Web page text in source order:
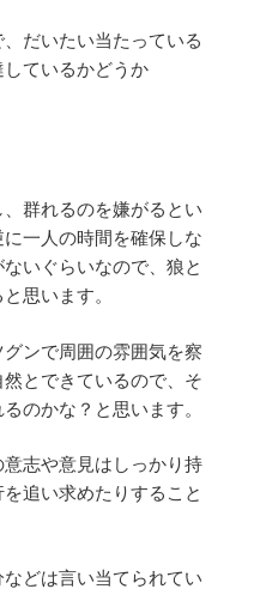
、だいたい当たっている
ているかどうか
群れるのを嫌がるとい
一人の時間を確保しな
いぐらいなので、狼と
思います。
ンで周囲の雰囲気を察
とできているので、そ
のかな？と思います。
志や意見はしっかり持
追い求めたりすること
どは言い当てられてい